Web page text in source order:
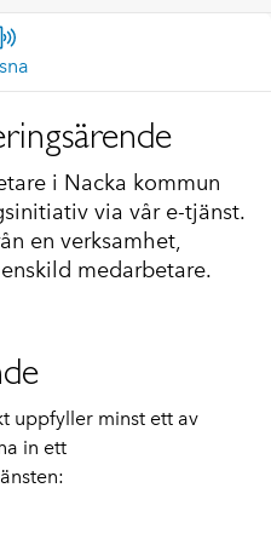
i Nacka kommun
via vår e-tjänst.
en verksamhet,
medarbetare.
uppfyller minst ett av
in ett